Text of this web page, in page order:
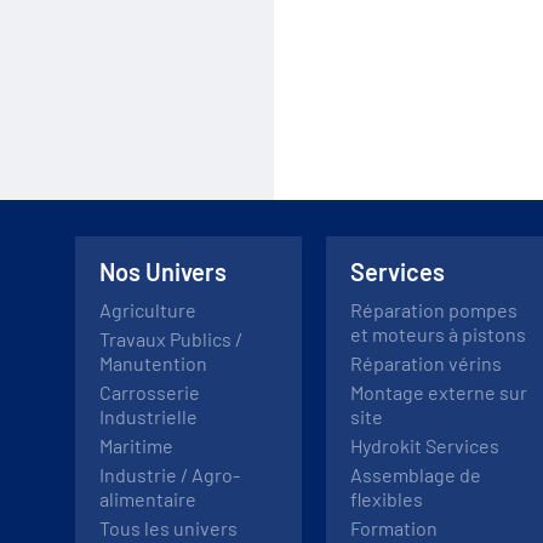
Nos Univers
Agriculture
Travaux Publics /
Manutention
Carrosserie
Industrielle
Maritime
Industrie / Agro-
alimentaire
Tous les univers
Services
Réparation pompes
et moteurs à pistons
Réparation vérins
Montage externe sur
site
Hydrokit Services
Assemblage de
flexibles
Formation